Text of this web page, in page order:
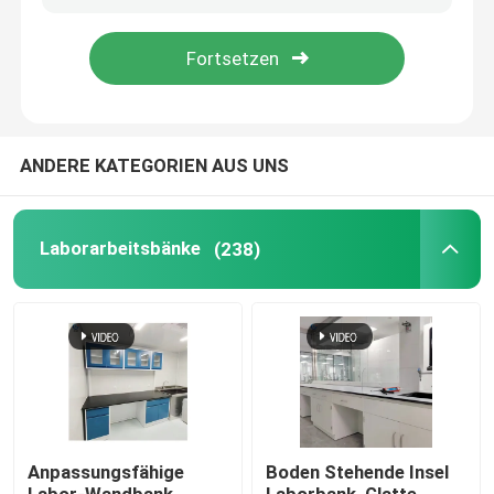
Über uns
Referenzen
Laborarbeitsbänke
Labordampf-Haube
ANDERE KATEGORIEN AUS UNS
Laborarbeitsbänke (238)
Anpassungsfähige
Boden Stehende Insel